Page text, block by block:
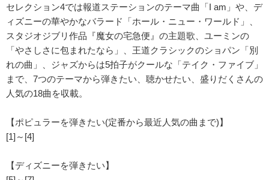
セレクション4では報道ステーションのテーマ曲「I am」や、デ
ィズニーの華やかなバラード「ホール・ニュー・ワールド」、
スタジオジブリ作品『魔女の宅急便』の主題歌、ユーミンの
「やさしさに包まれたなら」、王道クラシックのショパン「別
れの曲」、ジャズからは5拍子がクールな「テイク・ファイブ」
まで、7つのテーマから弾きたい、聴かせたい、盛りだくさんの
人気の18曲を収載。
【ポピュラーを弾きたい(定番から最近人気の曲まで)】
[1]～[4]
【ディズニーを弾きたい】